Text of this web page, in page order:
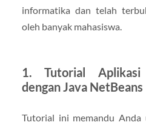
informatika dan telah
oleh banyak mahasiswa.
1. Tutorial Aplikasi
dengan Java NetBeans
Tutorial ini memandu Anda